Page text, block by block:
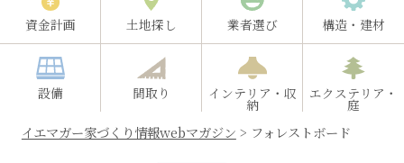
資金計画 土地探し 業者選び 構造・建材
設備 間取り インテリア・収
納
エクステリア・
庭
イエマガー家づくり情報webマガジン > フォレストボード